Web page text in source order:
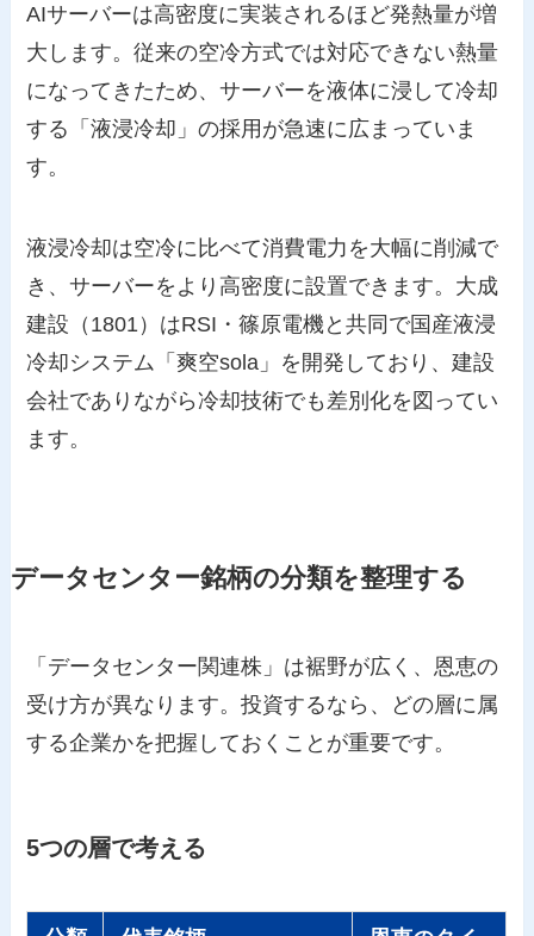
AIサーバーは高密度に実装されるほど発熱量が増
大します。従来の空冷方式では対応できない熱量
になってきたため、サーバーを液体に浸して冷却
する「液浸冷却」の採用が急速に広まっていま
す。
液浸冷却は空冷に比べて消費電力を大幅に削減で
き、サーバーをより高密度に設置できます。大成
建設（1801）はRSI・篠原電機と共同で国産液浸
冷却システム「爽空sola」を開発しており、建設
会社でありながら冷却技術でも差別化を図ってい
ます。
データセンター銘柄の分類を整理する
「データセンター関連株」は裾野が広く、恩恵の
受け方が異なります。投資するなら、どの層に属
する企業かを把握しておくことが重要です。
5つの層で考える